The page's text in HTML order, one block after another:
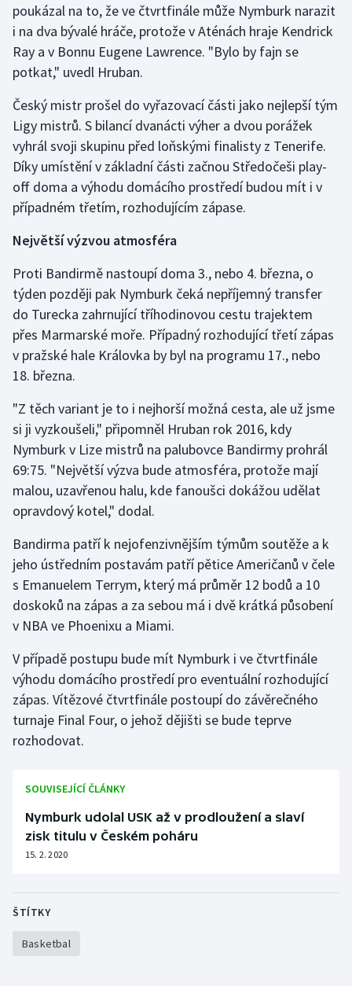
Moderní pětiboj
Motorsport
Olympijské hry
Parasport
Plavání
Plážový volejbal
Rychlobruslení
Rychlostní kanoistika
Short track
Sportovní střelba
Stolní tenis
Triatlon
Veslování
Vodní slalom
Volejbal
Ostatní
poukázal na to, že ve čtvrtfinále může Nymburk narazit
i na dva bývalé hráče, protože v Aténách hraje Kendrick
Ray a v Bonnu Eugene Lawrence. "Bylo by fajn se
potkat," uvedl Hruban.
Český mistr prošel do vyřazovací části jako nejlepší tým
Ligy mistrů. S bilancí dvanácti výher a dvou porážek
vyhrál svoji skupinu před loňskými finalisty z Tenerife.
Díky umístění v základní části začnou Středočeši play-
off doma a výhodu domácího prostředí budou mít i v
případném třetím, rozhodujícím zápase.
Největší výzvou atmosféra
Proti Bandirmě nastoupí doma 3., nebo 4. března, o
týden později pak Nymburk čeká nepříjemný transfer
do Turecka zahrnující tříhodinovou cestu trajektem
přes Marmarské moře. Případný rozhodující třetí zápas
v pražské hale Královka by byl na programu 17., nebo
18. března.
"Z těch variant je to i nejhorší možná cesta, ale už jsme
si ji vyzkoušeli," připomněl Hruban rok 2016, kdy
Nymburk v Lize mistrů na palubovce Bandirmy prohrál
69:75. "Největší výzva bude atmosféra, protože mají
malou, uzavřenou halu, kde fanoušci dokážou udělat
opravdový kotel," dodal.
Bandirma patří k nejofenzivnějším týmům soutěže a k
jeho ústředním postavám patří pětice Američanů v čele
s Emanuelem Terrym, který má průměr 12 bodů a 10
doskoků na zápas a za sebou má i dvě krátká působení
v NBA ve Phoenixu a Miami.
V případě postupu bude mít Nymburk i ve čtvrtfinále
výhodu domácího prostředí pro eventuální rozhodující
zápas. Vítězové čtvrtfinále postoupí do závěrečného
turnaje Final Four, o jehož dějišti se bude teprve
rozhodovat.
SOUVISEJÍCÍ ČLÁNKY
Nymburk udolal USK až v prodloužení a slaví
zisk titulu v Českém poháru
15. 2. 2020
ŠTÍTKY
Basketbal